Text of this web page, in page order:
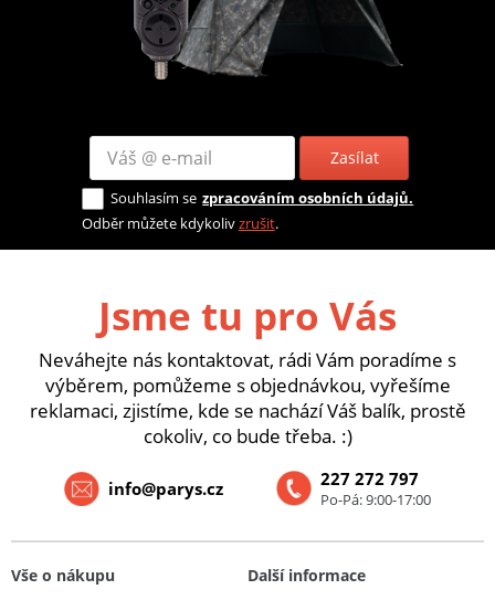
Zasílat
Souhlasím se zpracováním osobních údajů.
Odběr můžete kdykolivzrušit.
Jsme tu pro Vás
Neváhejte nás kontaktovat, rádi Vám poradíme s
výběrem, pomůžeme s objednávkou, vyřešíme
reklamaci, zjistíme, kde se nachází Váš balík, prostě
cokoliv, co bude třeba. :)
227 272 797
Po-Pá: 9:00-17:00
info@parys.cz
Vše o nákupu
Další informace